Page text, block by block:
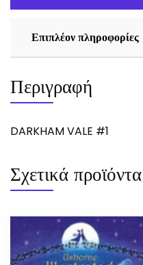
Επιπλέον πληροφορίες
Περιγραφή
DARKHAM VALE #1
Σχετικά προϊόντα